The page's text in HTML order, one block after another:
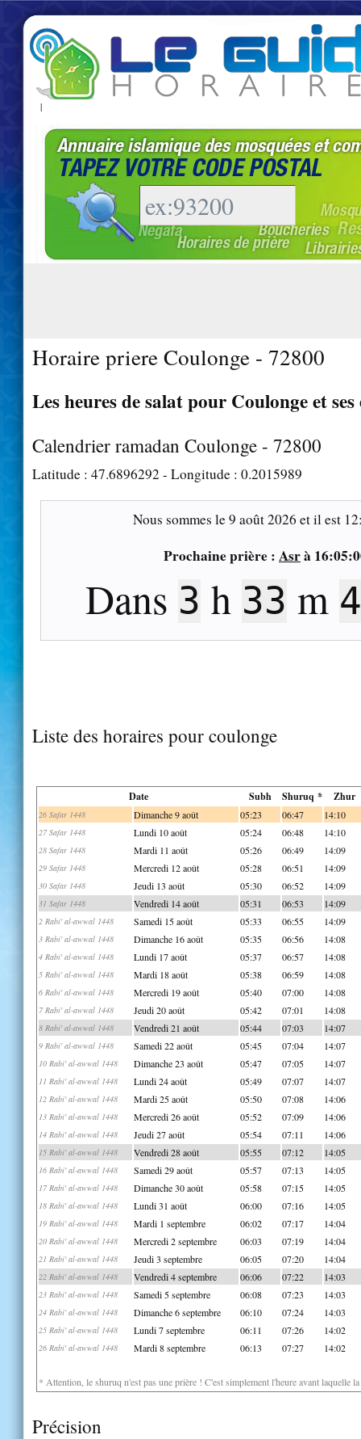
|
Horaire priere Coulonge - 72800
Les heures de salat pour Coulonge et
Calendrier ramadan Coulonge - 72800
Latitude : 47.6896292 - Longitude : 0.2015989
Nous sommes le9 août 2026 et il est
Prochaine prière : Asrà
Dans 3 h 33 m
Liste des horaires pour coulonge
Date Subh Shuruq * Zhur
26 Safar 1448 Dimanche 9 août 05:23 06:47 14:10
27 Safar 1448 Lundi 10 août 05:24 06:48 14:10
28 Safar 1448 Mardi 11 août 05:26 06:49 14:09
29 Safar 1448 Mercredi 12 août 05:28 06:51 14:09
30 Safar 1448 Jeudi 13 août 05:30 06:52 14:09
31 Safar 1448 Vendredi 14 août 05:31 06:53 14:09
2 Rabi' al-awwal 1448 Samedi 15 août 05:33 06:55 14:09
3 Rabi' al-awwal 1448 Dimanche 16 août 05:35 06:56 14:08
4 Rabi' al-awwal 1448 Lundi 17 août 05:37 06:57 14:08
5 Rabi' al-awwal 1448 Mardi 18 août 05:38 06:59 14:08
6 Rabi' al-awwal 1448 Mercredi 19 août 05:40 07:00 14:08
7 Rabi' al-awwal 1448 Jeudi 20 août 05:42 07:01 14:08
8 Rabi' al-awwal 1448 Vendredi 21 août 05:44 07:03 14:07
9 Rabi' al-awwal 1448 Samedi 22 août 05:45 07:04 14:07
10 Rabi' al-awwal 1448 Dimanche 23 août 05:47 07:05 14:07
11 Rabi' al-awwal 1448 Lundi 24 août 05:49 07:07 14:07
12 Rabi' al-awwal 1448 Mardi 25 août 05:50 07:08 14:06
13 Rabi' al-awwal 1448 Mercredi 26 août 05:52 07:09 14:06
14 Rabi' al-awwal 1448 Jeudi 27 août 05:54 07:11 14:06
15 Rabi' al-awwal 1448 Vendredi 28 août 05:55 07:12 14:05
16 Rabi' al-awwal 1448 Samedi 29 août 05:57 07:13 14:05
17 Rabi' al-awwal 1448 Dimanche 30 août 05:58 07:15 14:05
18 Rabi' al-awwal 1448 Lundi 31 août 06:00 07:16 14:05
19 Rabi' al-awwal 1448 Mardi 1 septembre 06:02 07:17 14:04
20 Rabi' al-awwal 1448 Mercredi 2 septembre 06:03 07:19 14:04
21 Rabi' al-awwal 1448 Jeudi 3 septembre 06:05 07:20 14:04
22 Rabi' al-awwal 1448 Vendredi 4 septembre 06:06 07:22 14:03
23 Rabi' al-awwal 1448 Samedi 5 septembre 06:08 07:23 14:03
24 Rabi' al-awwal 1448 Dimanche 6 septembre 06:10 07:24 14:03
25 Rabi' al-awwal 1448 Lundi 7 septembre 06:11 07:26 14:02
26 Rabi' al-awwal 1448 Mardi 8 septembre 06:13 07:27 14:02
* Attention, le shuruq n'est pas une prière ! C'est simplement l'heure avant laquelle
Précision